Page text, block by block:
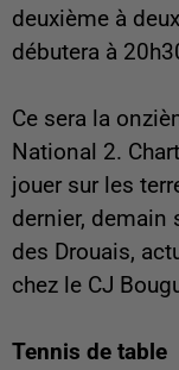
deuxième à
débutera à
Ce sera la
National 2.
jouer sur les
dernier, demain
des Drouais,
chez le CJ
Tennis de table